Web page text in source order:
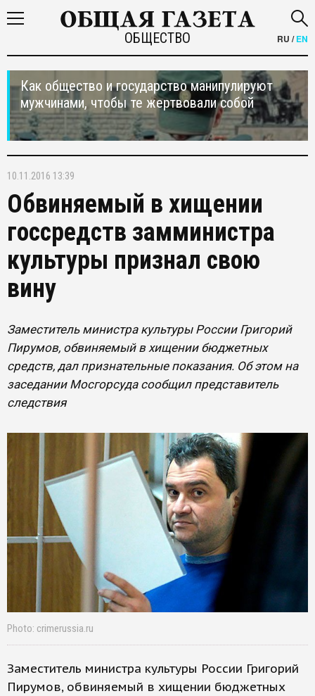
ОБЩЕСТВО RU /EN
Как общество и государство манипулируют
мужчинами, чтобы те жертвовали собой
10.11.2016 13:39
Обвиняемый в хищении
госсредств замминистра
культуры признал свою
вину
Заместитель министра культуры России Григорий
Пирумов, обвиняемый в хищении бюджетных
средств, дал признательные показания. Об этом на
заседании Мосгорсуда сообщил представитель
следствия
Photo: crimerussia.ru
Заместитель министра культуры России Григорий
Пирумов, обвиняемый в хищении бюджетных